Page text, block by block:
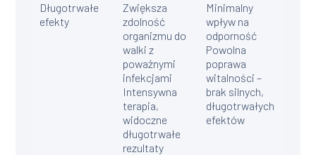
Długotrwałe
efekty
Zwiększa
zdolność
organizmu do
walki z
poważnymi
infekcjami
Intensywna
terapia,
widoczne
długotrwałe
rezultaty
Minimalny
wpływ na
odporność
Powolna
poprawa
witalności –
brak silnych,
długotrwałych
efektów